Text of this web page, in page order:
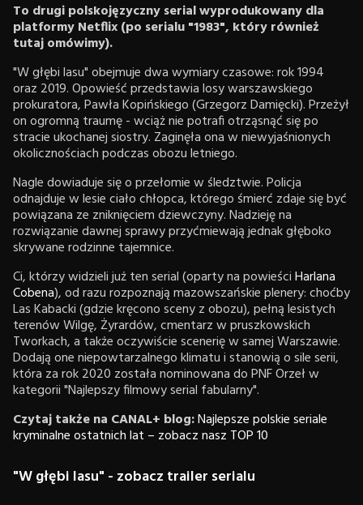
To drugi polskojęzyczny serial wyprodukowany dla
platformy Netflix (po serialu "1983", który również
tutaj omówimy).
"W głębi lasu" obejmuje dwa wymiary czasowe: rok 1994
oraz 2019. Opowieść przedstawia losy warszawskiego
prokuratora, Pawła Kopińskiego (Grzegorz Damięcki). Przeżył
on ogromną traumę - wciąż nie potrafi otrząsnąć się po
stracie ukochanej siostry. Zaginęła ona w niewyjaśnionych
okolicznościach podczas obozu letniego.
Nagle dowiaduje się o przełomie w śledztwie. Policja
odnajduje w lesie ciało chłopca, którego śmierć zdaje się być
powiązana ze zniknięciem dziewczyny. Nadzieję na
rozwiązanie dawnej sprawy przyćmiewają jednak głęboko
skrywane rodzinne tajemnice.
Ci, którzy widzieli już ten serial (oparty na powieściHarlana
Cobena), od razu rozpoznają mazowszańskie plenery: choćby
Las Kabacki (gdzie kręcono sceny z obozu), pełną lesistych
terenów Wilgę, Żyrardów, cmentarz w pruszkowskich
Tworkach, a także oczywiście scenerię w samej Warszawie.
Dodają one niepowtarzalnego klimatu i stanowią o sile serii,
która za rok 2020 została nominowana do PNF Orzeł w
kategorii "Najlepszy filmowy serial fabularny".
Czytaj także na CANAL+ blog:Najlepsze polskie seriale
kryminalne ostatnich lat – zobacz nasz TOP 10
"W głębi lasu" - zobacz trailer serialu